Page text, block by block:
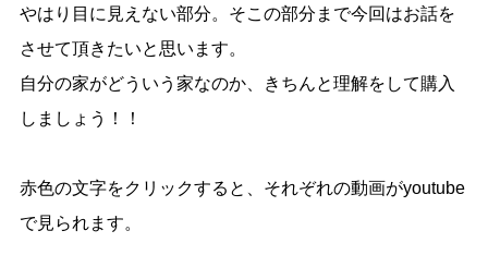
やはり目に見えない部分。そこの部分まで今回はお話を
させて頂きたいと思います。
自分の家がどういう家なのか、きちんと理解をして購入
しましょう！！
赤色の文字をクリックすると、それぞれの動画がyoutube
で見られます。